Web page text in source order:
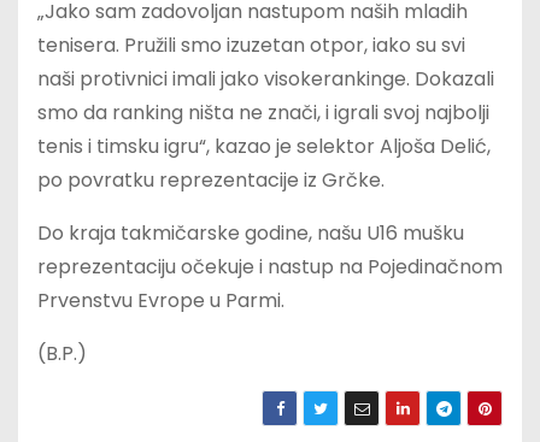
„Jako sam zadovoljan nastupom naših mladih
tenisera. Pružili smo izuzetan otpor, iako su svi
naši protivnici imali jako visokerankinge. Dokazali
smo da ranking ništa ne znači, i igrali svoj najbolji
tenis i timsku igru“, kazao je selektor Aljoša Delić,
po povratku reprezentacije iz Grčke.
Do kraja takmičarske godine, našu U16 mušku
reprezentaciju očekuje i nastup na Pojedinačnom
Prvenstvu Evrope u Parmi.
(B.P.)